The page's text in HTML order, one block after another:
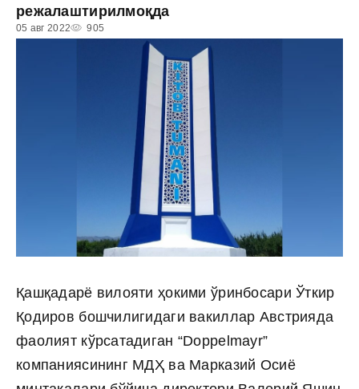
режалаштирилмоқда
05 авг 2022 905
Қашқадарё вилояти ҳокими ўринбосари Ўткир
Қодиров бошчилигидаги вакиллар Австрияда
фаолият кўрсатадиган “Doppelmayr”
компаниясининг МДҲ ва Марказий Осиё